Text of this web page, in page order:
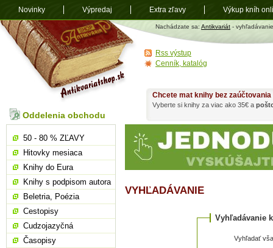
Antikvariát
shop.sk
Nachádzate sa: Antikvariát - vyhľadávanie
VYHĽADÁVANIE
Vyhľadávanie
Vyhľadať
Chcete mat knihy bez
Vyberte si knihy za viac ako 35€ a
Oddelenia obchodu
50 - 80 % ZĽAVY
Hitovky mesiaca
Knihy do Eura
Knihy s podpisom autora
Beletria, Poézia
Cestopisy
Cudzojazyčná
Časopisy
Rss výstup
Cenník, katalóg
Novinky Výpredaj Extra zľavy Výkup kníh